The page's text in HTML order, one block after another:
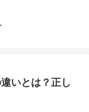
いとは？正し